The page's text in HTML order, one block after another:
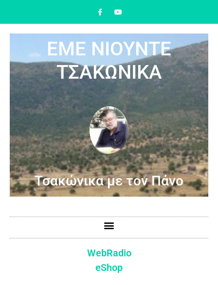
ΕΜΕ ΝΙΟΥΝΤΕ
ΤΣΑΚΩΝΙΚΑ
Τσακώνικα με τον Πάνο
WebRadio
eShop